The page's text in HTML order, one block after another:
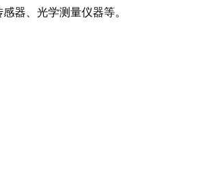
器、光学测量仪器等。